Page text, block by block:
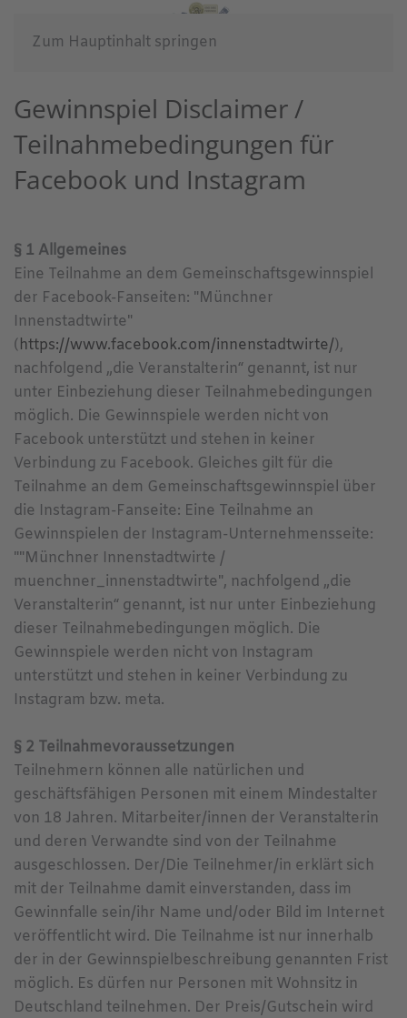
Zum Hauptinhalt springen
Gewinnspiel Disclaimer /
Teilnahmebedingungen für
Facebook und Instagram
§ 1 Allgemeines
Eine Teilnahme an dem Gemeinschaftsgewinnspiel
der Facebook-Fanseiten: "Münchner
Innenstadtwirte"
(https://www.facebook.com/innenstadtwirte/),
nachfolgend „die Veranstalterin“ genannt, ist nur
unter Einbeziehung dieser Teilnahmebedingungen
möglich. Die Gewinnspiele werden nicht von
Facebook unterstützt und stehen in keiner
Verbindung zu Facebook. Gleiches gilt für die
Teilnahme an dem Gemeinschaftsgewinnspiel über
die Instagram-Fanseite: Eine Teilnahme an
Gewinnspielen der Instagram-Unternehmensseite:
""Münchner Innenstadtwirte /
muenchner_innenstadtwirte", nachfolgend „die
Veranstalterin“ genannt, ist nur unter Einbeziehung
dieser Teilnahmebedingungen möglich. Die
Gewinnspiele werden nicht von Instagram
unterstützt und stehen in keiner Verbindung zu
Instagram bzw. meta.
§ 2 Teilnahmevoraussetzungen
Teilnehmern können alle natürlichen und
geschäftsfähigen Personen mit einem Mindestalter
von 18 Jahren. Mitarbeiter/innen der Veranstalterin
und deren Verwandte sind von der Teilnahme
ausgeschlossen. Der/Die Teilnehmer/in erklärt sich
mit der Teilnahme damit einverstanden, dass im
Gewinnfalle sein/ihr Name und/oder Bild im Internet
veröffentlicht wird. Die Teilnahme ist nur innerhalb
der in der Gewinnspielbeschreibung genannten Frist
möglich. Es dürfen nur Personen mit Wohnsitz in
Deutschland teilnehmen. Der Preis/Gutschein wird